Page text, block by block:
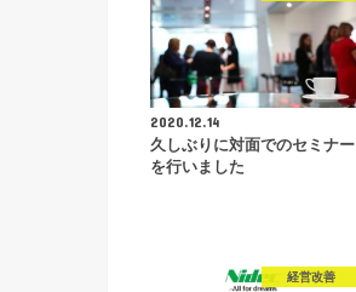
2020.12.14
久しぶりに対面でのセミナー
を行いました
経営改善